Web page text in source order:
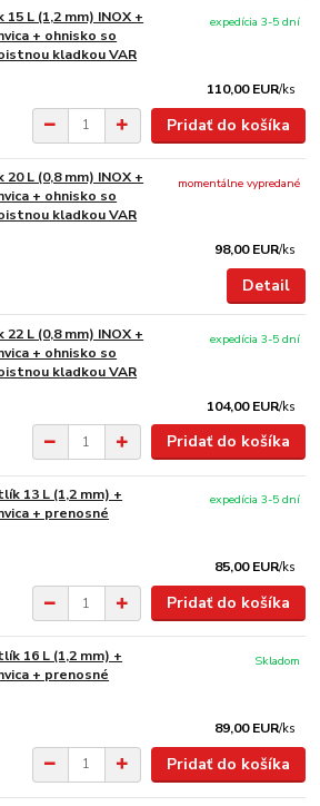
L (1,2 mm) INOX +
+ ohnisko so
kladkou VAR
110,00 EUR/ks
expedícia 3-5 dní
Pridať do košíka
L (0,8 mm) INOX +
+ ohnisko so
kladkou VAR
98,00 EUR/ks
momentálne vypredané
Detail
L (0,8 mm) INOX +
+ ohnisko so
kladkou VAR
104,00 EUR/ks
expedícia 3-5 dní
Pridať do košíka
13 L (1,2 mm) +
+ prenosné
85,00 EUR/ks
expedícia 3-5 dní
Pridať do košíka
16 L (1,2 mm) +
+ prenosné
89,00 EUR/ks
Skladom
Pridať do košíka